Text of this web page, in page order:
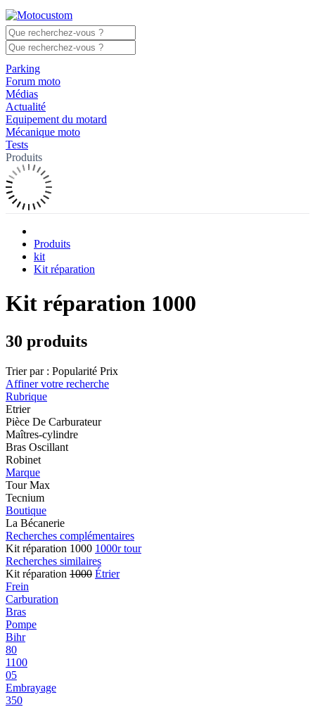
Parking
Forum moto
Médias
Actualité
Equipement du motard
Mécanique moto
Tests
Produits
Produits
kit
Kit réparation
Kit réparation 1000
30 produits
Trier par : Popularité Prix
Affiner votre recherche
Rubrique
Etrier
Pièce De Carburateur
Maîtres-cylindre
Bras Oscillant
Robinet
Marque
Tour Max
Tecnium
Boutique
La Bécanerie
Recherches complémentaires
Kit réparation 1000 1000r tour
Recherches similaires
Kit réparation 1000 Étrier
Frein
Carburation
Bras
Pompe
Bihr
80
1100
05
Embrayage
350